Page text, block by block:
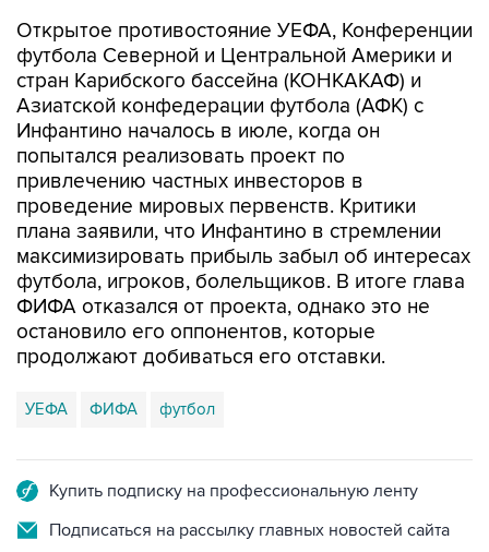
Открытое противостояние УЕФА, Конференции
футбола Северной и Центральной Америки и
стран Карибского бассейна (КОНКАКАФ) и
Азиатской конфедерации футбола (АФК) с
Инфантино началось в июле, когда он
попытался реализовать проект по
привлечению частных инвесторов в
проведение мировых первенств. Критики
плана заявили, что Инфантино в стремлении
максимизировать прибыль забыл об интересах
футбола, игроков, болельщиков. В итоге глава
ФИФА отказался от проекта, однако это не
остановило его оппонентов, которые
продолжают добиваться его отставки.
УЕФА ФИФА футбол
Купить подписку на профессиональную ленту
Подписаться на рассылку главных новостей сайта